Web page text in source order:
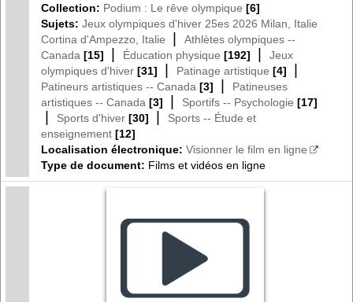
Collection: Podium : Le rêve olympique [6]
Sujets: Jeux olympiques d'hiver 25es 2026 Milan, Italie
Cortina d'Ampezzo, Italie
|
Athlètes olympiques --
Canada [15] | Éducation physique [192] |
Jeux
olympiques d'hiver [31] | Patinage artistique [4] |
Patineurs artistiques -- Canada [3] |
Patineuses
artistiques -- Canada [3] | Sportifs -- Psychologie [17]
| Sports d'hiver [30] |
Sports -- Étude et
enseignement [12]
Localisation électronique: Visionner le film en ligne
Type de document: Films et vidéos en ligne